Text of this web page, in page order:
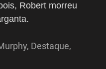
Robert morreu
, Destaque,